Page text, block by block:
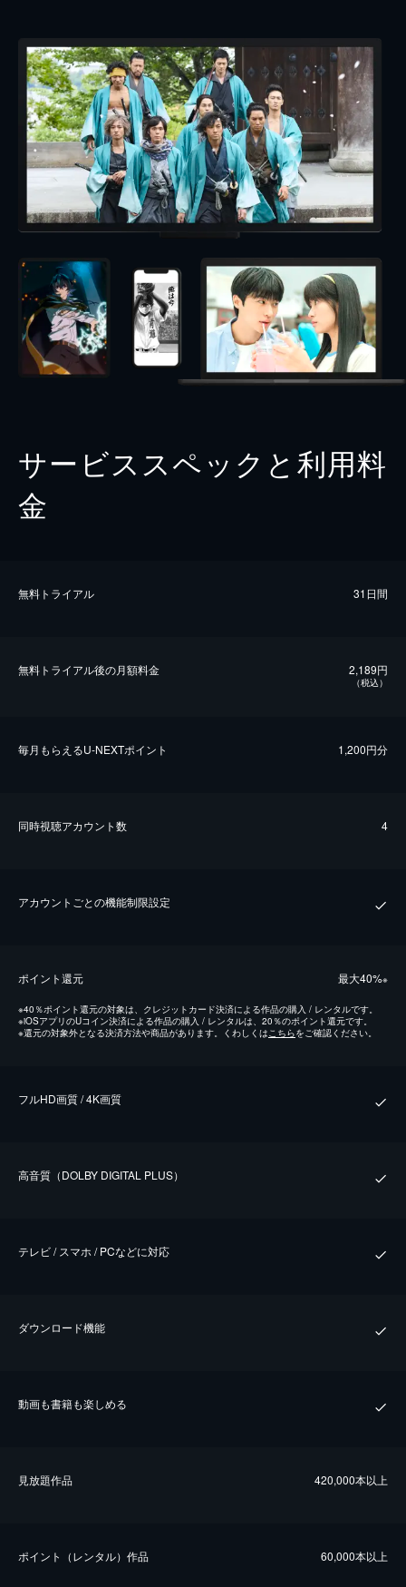
サービススペックと利用料
金
無料トライアル 31日間
無料トライアル後の⽉額料金 2,189円
（税込）
毎⽉もらえるU-NEXTポイント 1,200円分
同時視聴アカウント数 4
アカウントごとの機能制限設定
ポイント還元 最⼤40%※
※40％ポイント還元の対象は、クレジットカード決済による作品の購入 / レンタルです。
※iOSアプリのUコイン決済による作品の購入 / レンタルは、20％のポイント還元です。
※還元の対象外となる決済方法や商品があります。くわしくはこちらをご確認ください。
フルHD画質 / 4K画質
⾼⾳質（DOLBY DIGITAL PLUS）
テレビ / スマホ / PCなどに対応
ダウンロード機能
動画も書籍も楽しめる
⾒放題作品 420,000本以上
ポイント（レンタル）作品 60,000本以上